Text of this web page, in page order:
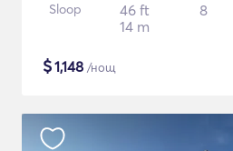
Sloop
46 ft
14 m
8
$1,148 /нощ